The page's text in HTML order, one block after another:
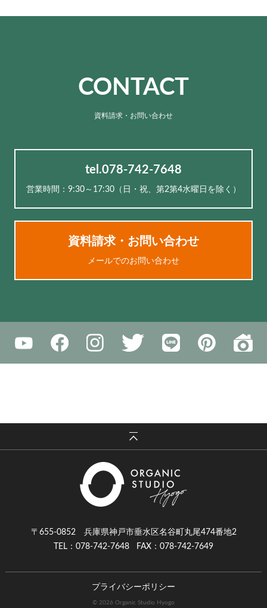
CONTACT
資料請求・お問い合わせ
tel.078-742-7648
営業時間：9:30～17:30（⽇・祝、第2第4水曜日を除く）
資料請求・お問い合わせ
メールでのお問い合わせ
〒655-0852 兵庫県神戸市垂水区名谷町丸尾474番地2
TEL：078-742-7648
FAX：078-742-7649
プライバシーポリシー
© 2026 Organic Studio Hyogo